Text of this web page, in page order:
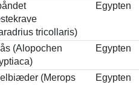
tricollaris)
Egypten
(Alopochen
Egypten
(Merops
Egypten